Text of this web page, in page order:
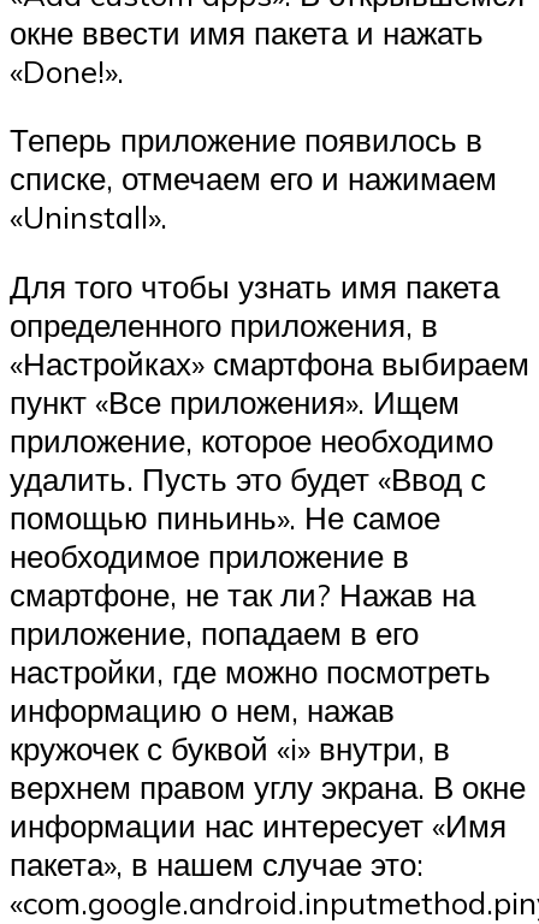
окне ввести имя пакета и нажать
«Done!».
Теперь приложение появилось в
списке, отмечаем его и нажимаем
«Uninstall».
Для того чтобы узнать имя пакета
определенного приложения, в
«Настройках» смартфона выбираем
пункт «Все приложения». Ищем
приложение, которое необходимо
удалить. Пусть это будет «Ввод с
помощью пиньинь». Не самое
необходимое приложение в
смартфоне, не так ли? Нажав на
приложение, попадаем в его
настройки, где можно посмотреть
информацию о нем, нажав
кружочек с буквой «i» внутри, в
верхнем правом углу экрана. В окне
информации нас интересует «Имя
пакета», в нашем случае это: